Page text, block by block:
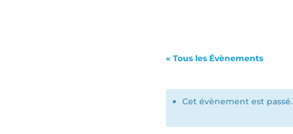
« Tous les Évènements
Cet évènement est passé.